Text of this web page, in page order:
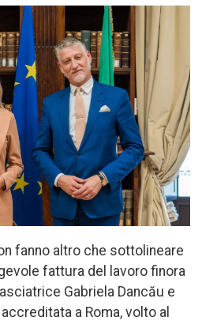
fanno altro che sottolineare
fattura del lavoro finora
Gabriela Dancău e
a Roma, volto al